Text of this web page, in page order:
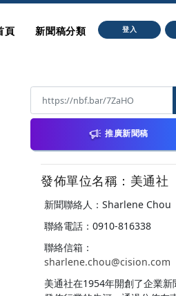
頁 新聞稿分類 登入
推廣新聞稿
發佈單位名稱：美通社
新聞聯絡人：Sharlene Chou
聯絡電話：0910-816338
聯絡信箱：
sharlene.chou@cision.com
美通社在1954年開創了企業新